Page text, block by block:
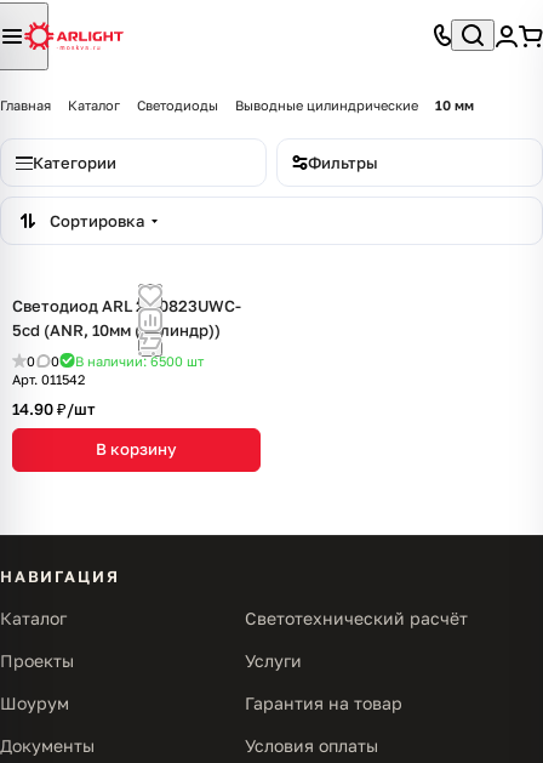
Главная Каталог Светодиоды Выводные цилиндрические 10 мм
Категории Фильтры
Сортировка
Светодиод ARL 2-10823UWC-
5cd (ANR, 10мм (цилиндр))
0 0 В наличии: 6500 шт
Арт. 011542
14.90 ₽/шт
В корзину
НАВИГАЦИЯ
Каталог Светотехнический расчёт
Проекты Услуги
Шоурум Гарантия на товар
Документы Условия оплаты